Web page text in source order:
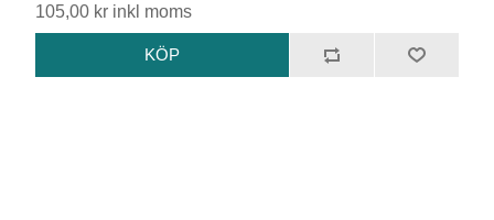
105,00 kr inkl moms